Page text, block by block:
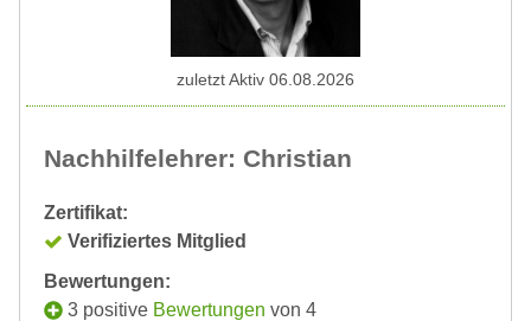
Nachhilfelehrer: Christian
Zertifikat:
Verifiziertes Mitglied
Bewertungen:
3 positive Bewertungen von 4
zuletzt Aktiv 06.08.2026